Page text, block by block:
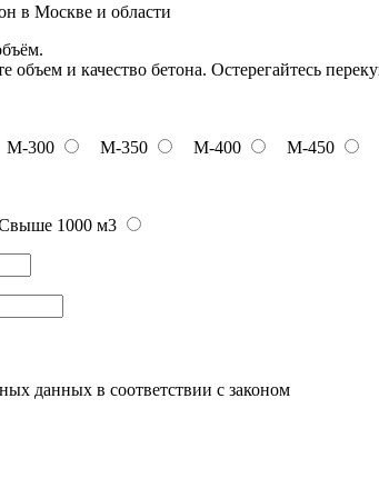
в Москве и области
и качество бетона. Остерегайтесь
М-300 М-350 М-400 М-450
1000 м3
данных в соответствии с законом